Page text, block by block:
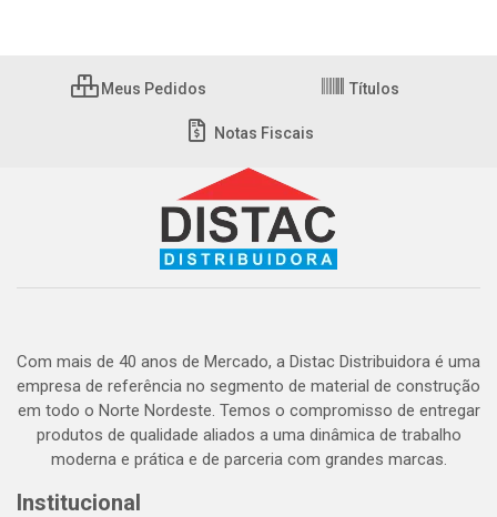
Meus Pedidos Títulos
Notas Fiscais
Com mais de 40 anos de Mercado, a Distac Distribuidora é uma
empresa de referência no segmento de material de construção
em todo o Norte Nordeste. Temos o compromisso de entregar
produtos de qualidade aliados a uma dinâmica de trabalho
moderna e prática e de parceria com grandes marcas.
Institucional